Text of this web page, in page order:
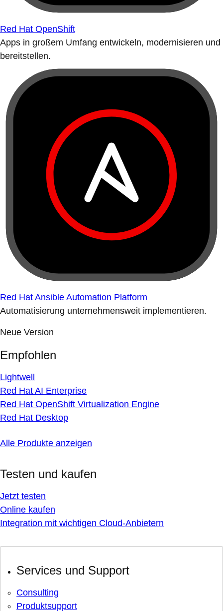
Red Hat OpenShift
Apps in großem Umfang entwickeln, modernisieren und
bereitstellen.
Red Hat Ansible Automation Platform
Automatisierung unternehmensweit implementieren.
Neue Version
Empfohlen
Lightwell
Red Hat AI Enterprise
Red Hat OpenShift Virtualization Engine
Red Hat Desktop
Alle Produkte anzeigen
Testen und kaufen
Jetzt testen
Online kaufen
Integration mit wichtigen Cloud-Anbietern
Services und Support
Consulting
Produktsupport